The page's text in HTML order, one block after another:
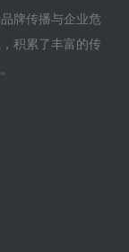
牌传播与企业危
积累了丰富的传